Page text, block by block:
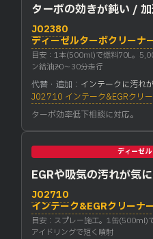
ターボの効きが鈍い /
J02380
ディーゼルターボクリーナ
目安：1本(500ml)で燃料70L。
ン給油→20〜30分走行
代替・追加： インテークに汚れ
J02710 インテーク&EGRクリ
ターボ効率低下相談に対応。
ディーゼル
EGRや吸気の汚れが気
J02710
インテーク&EGRクリーナ
目安：スプレー施工。1缶
アイドリングで短く噴射